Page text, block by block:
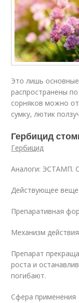
Это лишь
распространены
сорняков можно
сумку, лютик
Гербицид
Гербицид
Аналоги: ЭСТАМП.
Действующее
Препаративная
Механизм действия
Препарат
роста и
погибают.
Сфера применения